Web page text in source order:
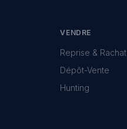
VENDRE
Reprise & Rachat
Dépôt-Vente
Hunting